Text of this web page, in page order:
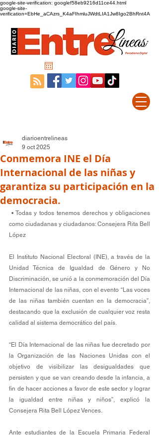
google-site-verification: googlef58eb9216d11ce44.html
google-site-
verification=EbHe_aCAzrs_K4aFIhmluJWdtLIA1Jw8Igo2BhRnt4A
Conmemora INE el Día
Internacional de las niñas y
garantiza su participación en la
democracia.
diarioentrelineas
9 oct 2025
como ciudadanas y ciudadanos: Consejera Rita Bell
López
El Instituto Nacional Electoral (INE), a través de la
Unidad Técnica de Igualdad de Género y No
Discriminación, se unió a la conmemoración del Día
Internacional de las niñas, con el evento “Las voces
de las niñas también cuentan en la democracia”,
destacando que la exclusión de cualquier voz resta
calidad al sistema democrático del país.
“El Día Internacional de las niñas fue decretado por
la Organización de las Naciones Unidas con el
objetivo de visibilizar las desigualdades que
persisten y que se van creando desde la infancia, a
fin de hacer acciones a favor de este sector y lograr
la igualdad entre niñas y niños”, explicó la
Consejera Rita Bell López Vences.
Ante estudiantes de la Escuela Primaria Federal